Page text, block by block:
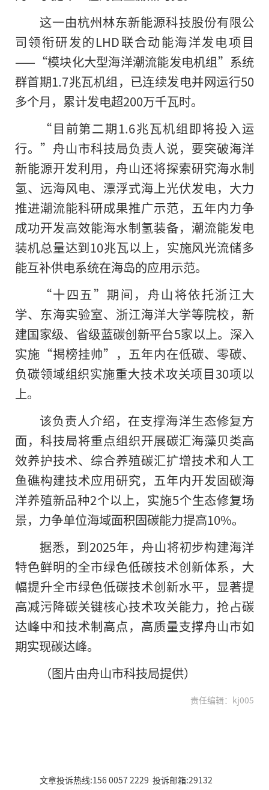
这一由杭州林东新能源科技股份有限公
司领衔研发的LHD联合动能海洋发电项目
——“模块化大型海洋潮流能发电机组”系统
群首期1.7兆瓦机组，已连续发电并网运行50
多个月，累计发电超200万千瓦时。
“目前第二期1.6兆瓦机组即将投入运
行。”舟山市科技局负责人说，要突破海洋
新能源开发利用，舟山还将探索研究海水制
氢、远海风电、漂浮式海上光伏发电，大力
推进潮流能科研成果推广示范，五年内力争
成功开发高效能海水制氢装备，潮流能发电
装机总量达到10兆瓦以上，实施风光流储多
能互补供电系统在海岛的应用示范。
“十四五”期间，舟山将依托浙江大
学、东海实验室、浙江海洋大学等院校，新
建国家级、省级蓝碳创新平台5家以上。深入
实施“揭榜挂帅”，五年内在低碳、零碳、
负碳领域组织实施重大技术攻关项目30项以
上。
该负责人介绍，在支撑海洋生态修复方
面，科技局将重点组织开展碳汇海藻贝类高
效养护技术、综合养殖碳汇扩增技术和人工
鱼礁构建技术应用研究，五年内开发固碳海
洋养殖新品种2个以上，实施5个生态修复场
景，力争单位海域面积固碳能力提高10%。
据悉，到2025年，舟山将初步构建海洋
特色鲜明的全市绿色低碳技术创新体系，大
幅提升全市绿色低碳技术创新水平，显著提
高减污降碳关键核心技术攻关能力，抢占碳
达峰中和技术制高点，高质量支撑舟山市如
期实现碳达峰。
（图片由舟山市科技局提供）
责任编辑：kj005
文章投诉热线:156 0057 2229 投诉邮箱:29132